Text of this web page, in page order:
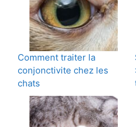
Comment traiter la
conjonctivite chez les
chats